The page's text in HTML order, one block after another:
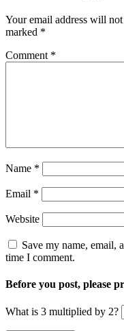
Your email address will
marked *
Comment *
Name *
Email *
Website
Save my name, email,
time I comment.
Before you post, please
What is 3 multiplied by 2?